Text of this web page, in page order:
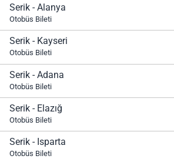
Serik - Alanya
Otobüs Bileti
Serik - Kayseri
Otobüs Bileti
Serik - Adana
Otobüs Bileti
Serik - Elazığ
Otobüs Bileti
Serik - Isparta
Otobüs Bileti